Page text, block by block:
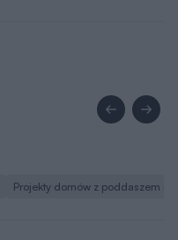
Projekty domów z poddaszem